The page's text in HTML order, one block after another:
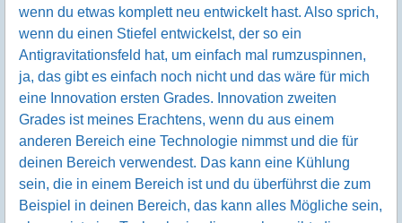
wenn du etwas komplett neu entwickelt hast. Also sprich,
wenn du einen Stiefel entwickelst, der so ein
Antigravitationsfeld hat, um einfach mal rumzuspinnen,
ja, das gibt es einfach noch nicht und das wäre für mich
eine Innovation ersten Grades. Innovation zweiten
Grades ist meines Erachtens, wenn du aus einem
anderen Bereich eine Technologie nimmst und die für
deinen Bereich verwendest. Das kann eine Kühlung
sein, die in einem Bereich ist und du überführst die zum
Beispiel in deinen Bereich, das kann alles Mögliche sein,